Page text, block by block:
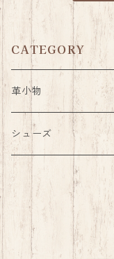
CATEGORY
革小物
パス・コインケース
キーケース
シューホーン(靴べら)
シューズ
サンダル
着せ替えサンダル
着せ替えアッパー
ベビーシューズ